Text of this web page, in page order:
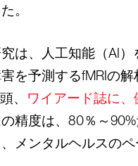
。
は、人工知能（AI
を予測するfMRIの
、 ワイアード誌に
精度は、80％～
メンタルヘルスの